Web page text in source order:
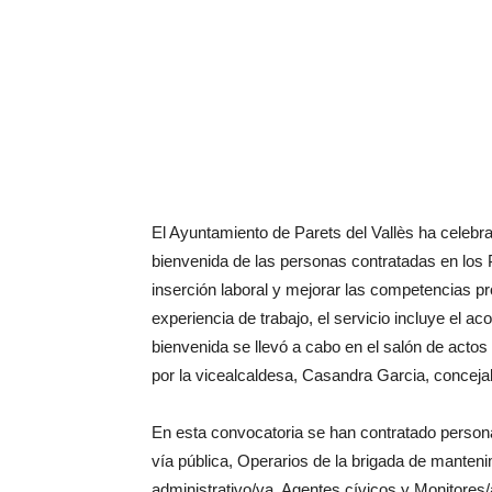
El Ayuntamiento de Parets del Vallès ha
bienvenida de las personas contratadas en
inserción laboral y mejorar las competencias
experiencia de trabajo, el servicio incluye el
bienvenida se llevó a cabo en el salón de
por la vicealcaldesa, Casandra Garcia,
En esta convocatoria se han contratado
vía pública, Operarios de la brigada de